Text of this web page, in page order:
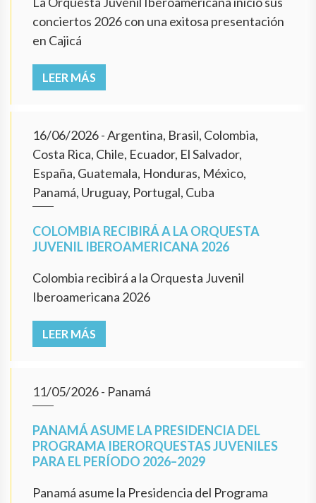
conciertos 2026 con una exitosa presentación
en Cajicá
LEER MÁS
16/06/2026- Argentina, Brasil, Colombia,
Costa Rica, Chile, Ecuador, El Salvador,
España, Guatemala, Honduras, México,
Panamá, Uruguay, Portugal, Cuba
COLOMBIA RECIBIRÁ A LA ORQUESTA
JUVENIL IBEROAMERICANA 2026
Colombia recibirá a la Orquesta Juvenil
Iberoamericana 2026
LEER MÁS
11/05/2026- Panamá
PANAMÁ ASUME LA PRESIDENCIA DEL
PROGRAMA IBERORQUESTAS JUVENILES
PARA EL PERÍODO 2026–2029
Panamá asume la Presidencia del Programa